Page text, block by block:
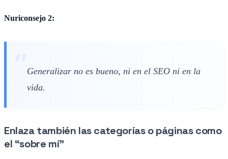
Nuriconsejo 2:
Generalizar no es bueno, ni en el SEO ni en la
vida.
Enlaza también las categorías o páginas como
el “sobre mí”